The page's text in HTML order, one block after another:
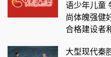
语少年儿童
尚体魄强健
合格建设者
大型现代秦